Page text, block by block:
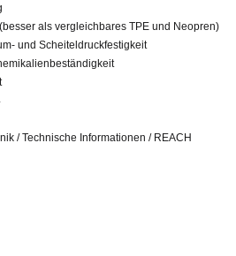
als vergleichbares TPE und Neopren)
und Scheiteldruckfestigkeit
/ Technische Informationen / REACH